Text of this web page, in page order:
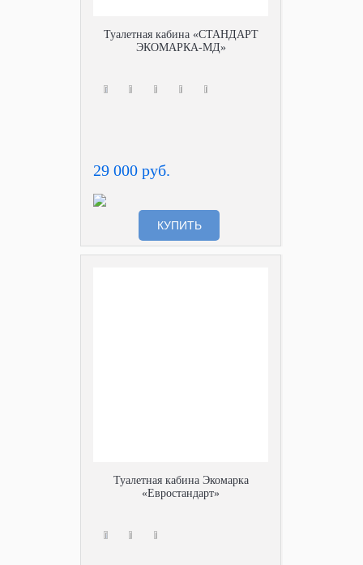
Туалетная кабина «СТАНДАРТ
ЭКОМАРКА-МД»
29 000 руб.
КУПИТЬ
Туалетная кабина Экомарка
«Евростандарт»